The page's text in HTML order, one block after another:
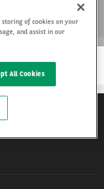
storing of cookies on your
and assist in our
All Cookies